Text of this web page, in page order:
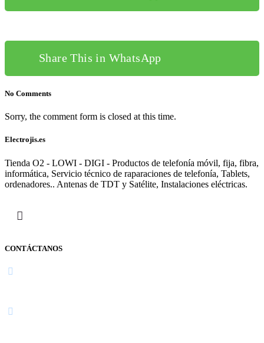
Share This in WhatsApp
No Comments
Sorry, the comment form is closed at this time.
Electrojis.es
Tienda O2 - LOWI - DIGI - Productos de telefonía móvil, fija, fibra,
informática, Servicio técnico de raparaciones de telefonía, Tablets,
ordenadores.. Antenas de TDT y Satélite, Instalaciones eléctricas.
CONTÁCTANOS